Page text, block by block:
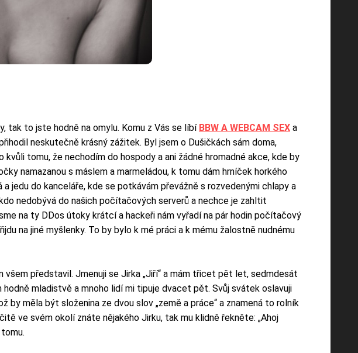
tak to jste hodně na omylu. Komu z Vás se líbí BBW A WEBCAM SEX a
neskutečně krásný zážitek. Byl jsem o Dušičkách sám doma,
tomu, že nechodím do hospody a ani žádné hromadné akce, kde by
namazanou s máslem a marmeládou, k tomu dám hrníček horkého
jedu do kanceláře, kde se potkávám převážně s rozvedenými chlapy a
nedobývá do našich počítačových serverů a nechce je zahltit
na ty DDos útoky krátcí a hackeři nám vyřadí na pár hodin počítačový
na jiné myšlenky. To by bylo k mé práci a k mému žalostně nudnému
představil. Jmenuji se Jirka „Jiří“ a mám třicet pět let, sedmdesát
mladistvě a mnoho lidí mi tipuje dvacet pět. Svůj svátek oslavuji
měla být složenina ze dvou slov „země a práce“ a znamená to rolník
ve svém okolí znáte nějakého Jirku, tak mu klidně řekněte: „Ahoj